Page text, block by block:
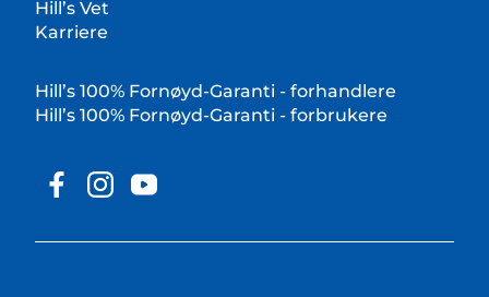
Hill’s Vet
Karriere
Hill’s 100% Fornøyd-Garanti - forhandlere
Hill’s 100% Fornøyd-Garanti - forbrukere